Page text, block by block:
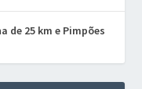
de 25 km e Pimpões